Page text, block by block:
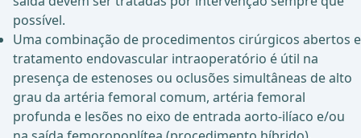
possível.
Uma combinação de procedimentos cirúrgicos abertos e
tratamento endovascular intraoperatório é útil na
presença de estenoses ou oclusões simultâneas de alto
grau da artéria femoral comum, artéria femoral
profunda e lesões no eixo de entrada aorto-ilíaco e/ou